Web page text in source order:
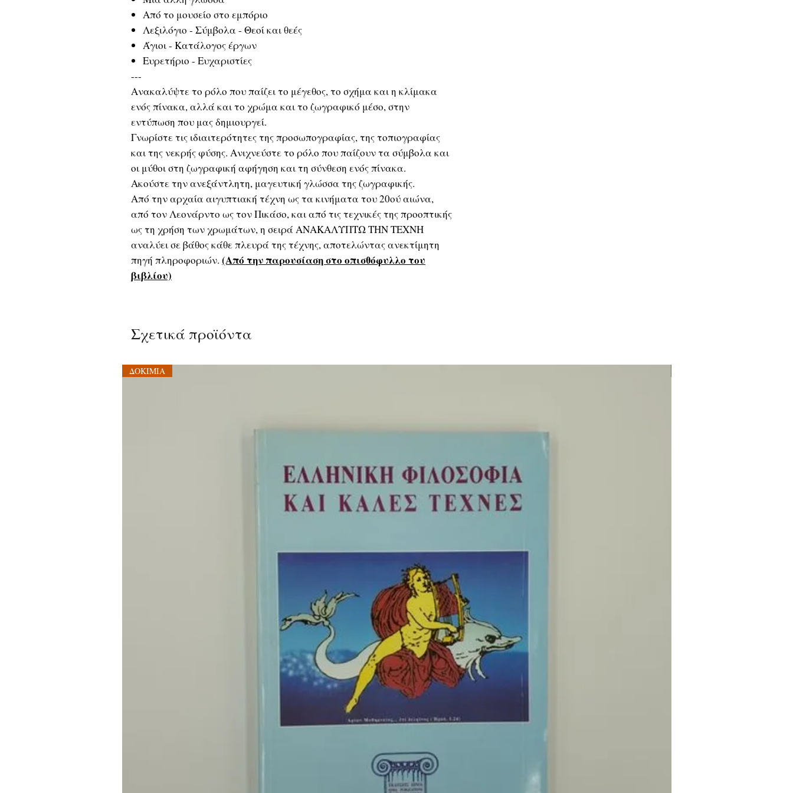
Από το μουσείο στο εμπόριο
Λεξιλόγιο - Σύμβολα - Θεοί και θεές
Άγιοι - Κατάλογος έργων
Ευρετήριο - Ευχαριστίες
---
Ανακαλύψτε το ρόλο που παίζει το μέγεθος, το σχήμα και η κλίμακα
ενός πίνακα, αλλά και το χρώμα και το ζωγραφικό μέσο, στην
εντύπωση που μας δημιουργεί.
Γνωρίστε τις ιδιαιτερότητες της προσωπογραφίας, της τοπιογραφίας
και της νεκρής φύσης. Ανιχνεύστε το ρόλο που παίζουν τα σύμβολα και
οι μύθοι στη ζωγραφική αφήγηση και τη σύνθεση ενός πίνακα.
Ακούστε την ανεξάντλητη, μαγευτική γλώσσα της ζωγραφικής.
Από την αρχαία αιγυπτιακή τέχνη ως τα κινήματα του 20ού αιώνα,
από τον Λεονάρντο ως τον Πικάσο, και από τις τεχνικές της προοπτικής
ως τη χρήση των χρωμάτων, η σειρά ΑΝΑΚΑΛΥΠΤΩ ΤΗΝ ΤΕΧΝΗ
αναλύει σε βάθος κάθε πλευρά της τέχνης, αποτελώντας ανεκτίμητη
πηγή πληροφοριών. (Από την παρουσίαση στο οπισθόφυλλο του
βιβλίου)
Σχετικά προϊόντα
ΔΟΚΙΜΙΑ